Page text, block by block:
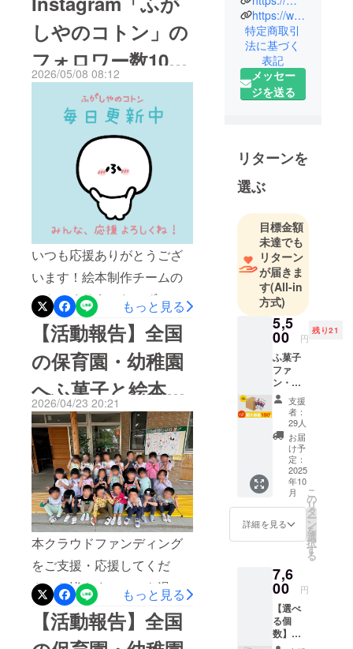
います。株式会社水野製菓
です。皆さまから賜りまし
たご支援により、現在 全国
の保育園・幼稚園・子育て
支援施設へ絵本『ふがしや
のコトン』とふ菓子を順次
お届けしております。園で
は、子どもたちが実際にふ
菓子を味わい、先生方が絵
本を読み聞かせしてくだ
さっています。今回はその
一部として、【 認定こども
園くるみこども園】さまで
の様子をご紹介させていた
だきます。■ 園からのメッ
セージご提供ありがとうご
ざいました。園児一同「ふ
菓子やのコトン」を楽しま
せていただきました。■ ご
支援が、日本中の子どもた
ちへ届いています今回の寄
贈は、クラウドファンディ
ングで皆さまからお預かり
したご支援によって実現し
ています。皆さまの応援
が、・ふ菓子を味わう時間
となり ・絵本を囲む読み
聞かせの時間となり ・子
どもたちの新しい体験へと
しやのコトン」の
フォロワー数1000
人突破！
2026/05/08 08:12
いつも応援ありがとうござ
います！絵本制作チームの
コトンくりえいたーずで
す。『ふがしやのコトン』
の世界をもっと身近に感じ
ていただけるよう、開設し
たコトンのInstagramアカウ
ントクラウドファンディン
グの盛り上がりとともにア
カウントも多くの方に見て
いただきおかげさまでフォ
ロワー数10００人を突破し
ました！ぜひコトンをフォ
ローして、一緒に応援して
いただけたら嬉しいです。
◎Instagramはこちらから
@coton_fugashi今後も、活
動報告とあわせて、SNSで
もっと見る
【活動報告】全国
の保育園・幼稚園
へふ菓子と絵本を
お届け｜一部施設
さまのご紹介
2026/04/23 20:21
本クラウドファンディング
をご支援・応援してくだ
さった皆さまへいつも温か
いご支援をありがとうござ
います。株式会社水野製菓
もっと見る
【活動報告】全国
老舗 菓子企
業。“ふがし
を、世代を
超えた、架
け橋に”とい
う信念のも
やさしい甘
さにこだわ
り、日本中
ふ菓子を作
り続ける株
式会社 水野
製菓のIPキャ
ラクター
https://www.instagram.com/koton_fugashi/
特定商取引
法に基づく
表記
メッセー
ジを送る
リターンを
選ぶ
目標金額
未達でも
リターン
が届きま
す(All-in
方式)
5,5
00 円
残り21
ふ菓子
ファ
ン・ふ
がしが
大好き
な方
へ！ 個
包装だ
から、
いつで
も、ど
こで
も、気
軽に食
べれ
る。
ヒーに
もよく
合い、
仕事の
小休憩
にも
支援
者：
29人
お届
け予
定：
2025
年10
月
詳細を見る
こ
の
リ
タ
ー
ン
を
選
択
す
る
7,6
00 円
【選べ
る個
数】ふ
がし＋